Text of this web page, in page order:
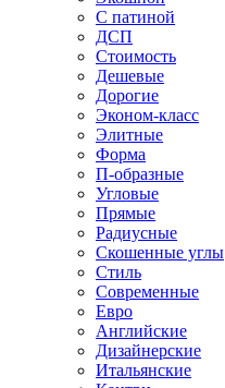
С патиной
ДСП
Стоимость
Дешевые
Дорогие
Эконом-класс
Элитные
Форма
П-образные
Угловые
Прямые
Радиусные
Скошенные углы
Стиль
Современные
Евро
Английские
Дизайнерские
Итальянские